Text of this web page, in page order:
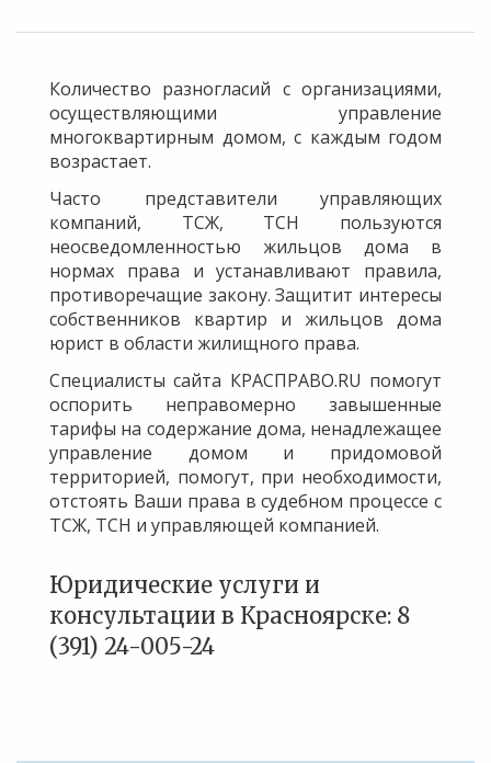
Количество разногласий с организациями,
осуществляющими управление
многоквартирным домом, с каждым годом
возрастает.
Часто представители управляющих
компаний, ТСЖ, ТСН пользуются
неосведомленностью жильцов дома в
нормах права и устанавливают правила,
противоречащие закону. Защитит интересы
собственников квартир и жильцов дома
юрист в области жилищного права.
Специалисты сайта КРАСПРАВО.RU помогут
оспорить неправомерно завышенные
тарифы на содержание дома, ненадлежащее
управление домом и придомовой
территорией, помогут, при необходимости,
отстоять Ваши права в судебном процессе с
ТСЖ, ТСН и управляющей компанией.
Юридические услуги и
консультации в Красноярске: 8
(391) 24-005-24